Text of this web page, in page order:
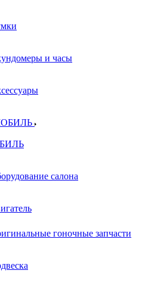
и часы
салона
гоночные запчасти